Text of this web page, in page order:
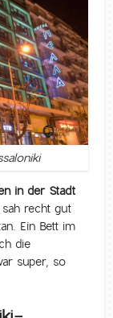
in der Stadt
recht gut
Ein Bett im
die
super, so